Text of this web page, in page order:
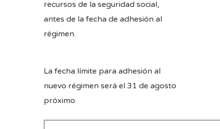
recursos de la seguridad social,
antes de la fecha de adhesión al
régimen.
La fecha límite para adhesión al
nuevo régimen será el 31 de agosto
próximo.